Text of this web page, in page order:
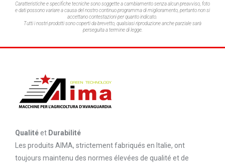
Caratteristiche e specifiche tecniche sono soggette a cambiamento senza alcun preavviso, foto
e dati possono variare a causa del nostro continuo programma di miglioramento, pertanto non si
accettano contestazioni per quanto indicato.
Tutti i nostri prodotti sono coperti da brevetto, qualsiasi riproduzione anche parziale sarà
perseguita a termine di legge.
Qualitéet Durabilité
Les produits AIMA, strictement fabriqués en Italie, ont
toujours maintenu des normes élevées de qualité et de